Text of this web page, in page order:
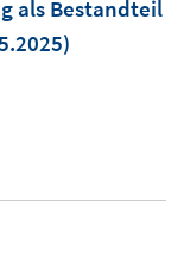
als Bestandteil